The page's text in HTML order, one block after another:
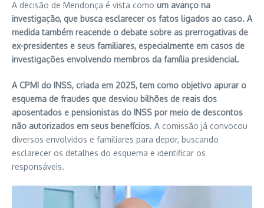
A decisão de Mendonça é vista como um avanço na
investigação, que busca esclarecer os fatos ligados ao caso. A
medida também reacende o debate sobre as prerrogativas de
ex-presidentes e seus familiares, especialmente em casos de
investigações envolvendo membros da família presidencial.
A CPMI do INSS, criada em 2025, tem como objetivo apurar o
esquema de fraudes que desviou bilhões de reais dos
aposentados e pensionistas do INSS por meio de descontos
não autorizados em seus benefícios. A comissão já convocou
diversos envolvidos e familiares para depor, buscando
esclarecer os detalhes do esquema e identificar os
responsáveis.